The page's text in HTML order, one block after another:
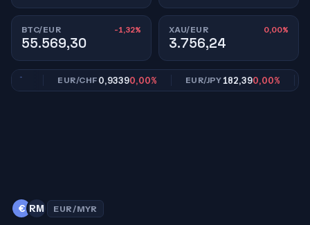
BTC/EUR -1,32%
55.569,30
XAU/EUR 0,00%
3.756,24
EUR/CHF0,93390,00% EUR/JPY182,390,00%
€ RM EUR/MYR